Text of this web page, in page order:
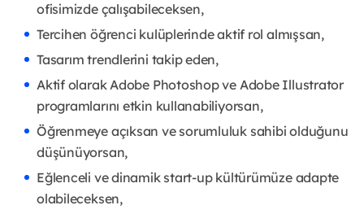
ofisimizde çalışabileceksen,
Tercihen öğrenci kulüplerinde aktif rol almışsan,
Tasarım trendlerini takip eden,
Aktif olarak Adobe Photoshop ve Adobe Illustrator
programlarını etkin kullanabiliyorsan,
Öğrenmeye açıksan ve sorumluluk sahibi olduğunu
düşünüyorsan,
Eğlenceli ve dinamik start-up kültürümüze adapte
olabileceksen,